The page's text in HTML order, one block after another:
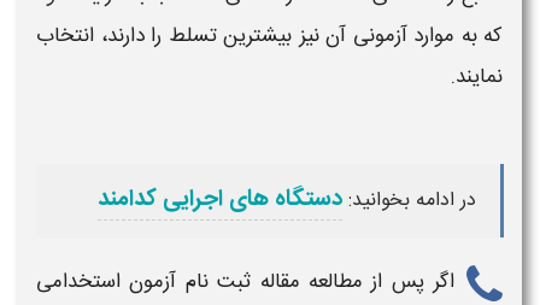
که به موارد آزمونی آن نیز بیشترین تسلط را دارند، انتخاب
نمایند.
در ادامه بخوانید:دستگاه های اجرایی کدامند
اگر پس از مطالعه مقاله ثبت نام آزمون استخدامی